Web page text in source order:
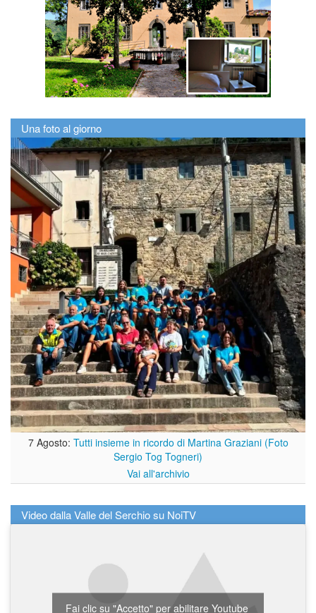
Una foto al giorno
7 Agosto: Tutti insieme in ricordo di Martina Graziani (Foto
Sergio Tog Togneri)
Vai all'archivio
Video dalla Valle del Serchio su NoiTV
Fai clic su "Accetto" per abilitare Youtube